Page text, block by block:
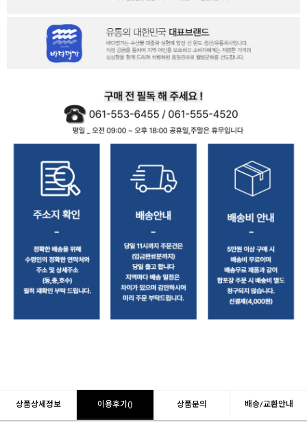
상품상세정보 이용후기() 상품문의 배송/교환안내